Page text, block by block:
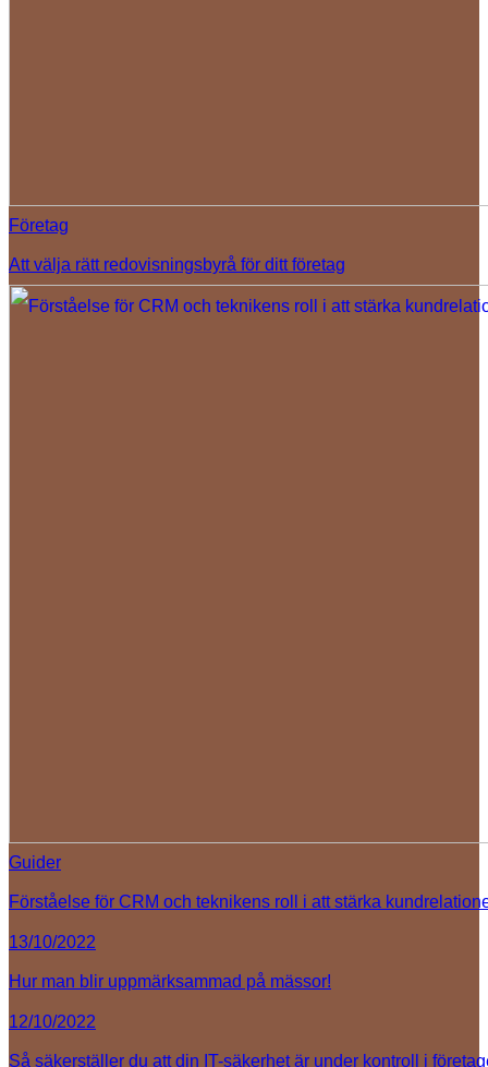
Företag
Att välja rätt redovisningsbyrå för ditt företag
Guider
Förståelse för CRM och teknikens roll i att stärka
13/10/2022
Hur man blir uppmärksammad på mässor!
12/10/2022
Så säkerställer du att din IT-säkerhet är under kontroll i